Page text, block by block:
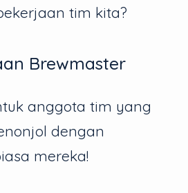
tim kita?
Brewmaster
anggota tim yang
dengan
mereka!